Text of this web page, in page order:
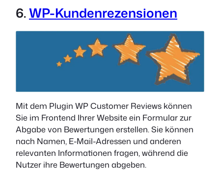
6.WP-Kundenrezensionen
Mit dem Plugin WP Customer Reviews können
Sie im Frontend Ihrer Website ein Formular zur
Abgabe von Bewertungen erstellen. Sie können
nach Namen, E-Mail-Adressen und anderen
relevanten Informationen fragen, während die
Nutzer ihre Bewertungen abgeben.